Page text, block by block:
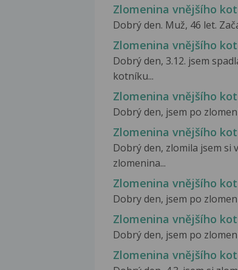
Zlomenina vnějšího
Dobrý den. Muž, 46 let.
Zlomenina vnějšího
Dobrý den, 3.12. jsem
kotníku...
Zlomenina vnějšího
Dobrý den, jsem po
Zlomenina vnějšího
Dobrý den, zlomila jsem si
zlomenina...
Zlomenina vnějšího
Dobry den, jsem po
Zlomenina vnějšího
Dobrý den, jsem po
Zlomenina vnějšího